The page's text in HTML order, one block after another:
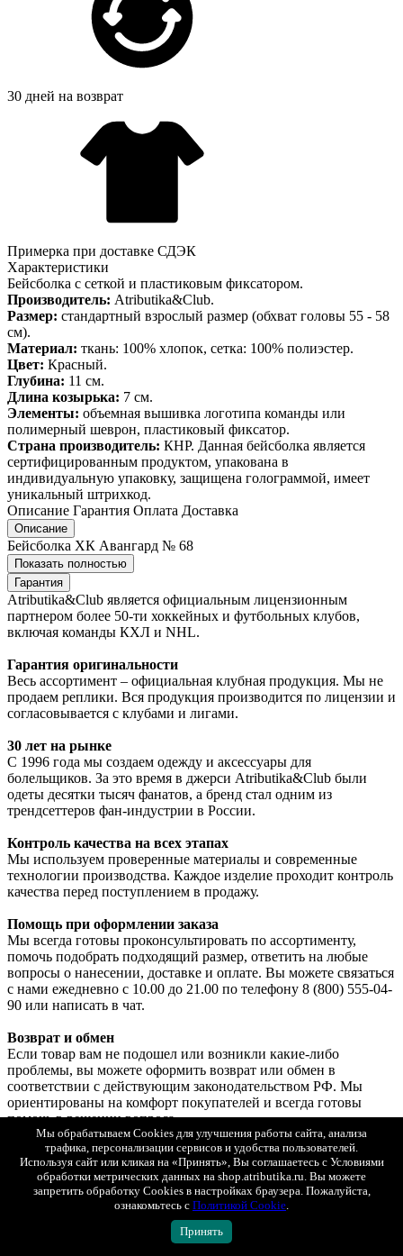
30 дней на возврат
Примерка при доставке СДЭК
Характеристики
Бейсболка с сеткой и пластиковым фиксатором.
Производитель: Atributika&Club.
Размер: стандартный взрослый размер (обхват головы 55 - 58
см).
Материал: ткань: 100% хлопок, сетка: 100% полиэстер.
Цвет: Красный.
Глубина: 11 см.
Длина козырька: 7 см.
Элементы: объемная вышивка логотипа команды или
полимерный шеврон, пластиковый фиксатор.
Страна производитель: КНР. Данная бейсболка является
сертифицированным продуктом, упакована в
индивидуальную упаковку, защищена голограммой, имеет
уникальный штрихкод.
Описание Гарантия Оплата Доставка
Описание
Бейсболка ХК Авангард № 68
Показать полностью
Гарантия
Atributika&Club является официальным лицензионным
партнером более 50-ти хоккейных и футбольных клубов,
включая команды КХЛ и NHL.
Гарантия оригинальности
Весь ассортимент – официальная клубная продукция. Мы не
продаем реплики. Вся продукция производится по лицензии и
согласовывается с клубами и лигами.
30 лет на рынке
С 1996 года мы создаем одежду и аксессуары для
болельщиков. За это время в джерси Atributika&Club были
одеты десятки тысяч фанатов, а бренд стал одним из
трендсеттеров фан-индустрии в России.
Контроль качества на всех этапах
Мы используем проверенные материалы и современные
технологии производства. Каждое изделие проходит контроль
качества перед поступлением в продажу.
Помощь при оформлении заказа
Мы всегда готовы проконсультировать по ассортименту,
помочь подобрать подходящий размер, ответить на любые
вопросы о нанесении, доставке и оплате. Вы можете связаться
с нами ежедневно с 10.00 до 21.00 по телефону 8 (800) 555-04-
90 или написать в чат.
Возврат и обмен
Если товар вам не подошел или возникли какие-либо
проблемы, вы можете оформить возврат или обмен в
соответствии с действующим законодательством РФ. Мы
ориентированы на комфорт покупателей и всегда готовы
помочь в решении вопроса.
Подробные условия возврата и обмена вы можете посмотреть
на странице«Возврат и обмен».
Показать полностью
Оплата
При любом способе доставке вы можете выбрать оплату
Мы обрабатываем Cookies для улучшения работы сайта, анализа
трафика, персонализации сервисов и удобства пользователей.
Используя сайт или кликая на «Принять», Вы соглашаетесь с Условиями
обработки метрических данных на shop.atributika.ru. Вы можете
запретить обработку Cookies в настройках браузера. Пожалуйста,
ознакомьтесь с Политикой Cookie.
Принять